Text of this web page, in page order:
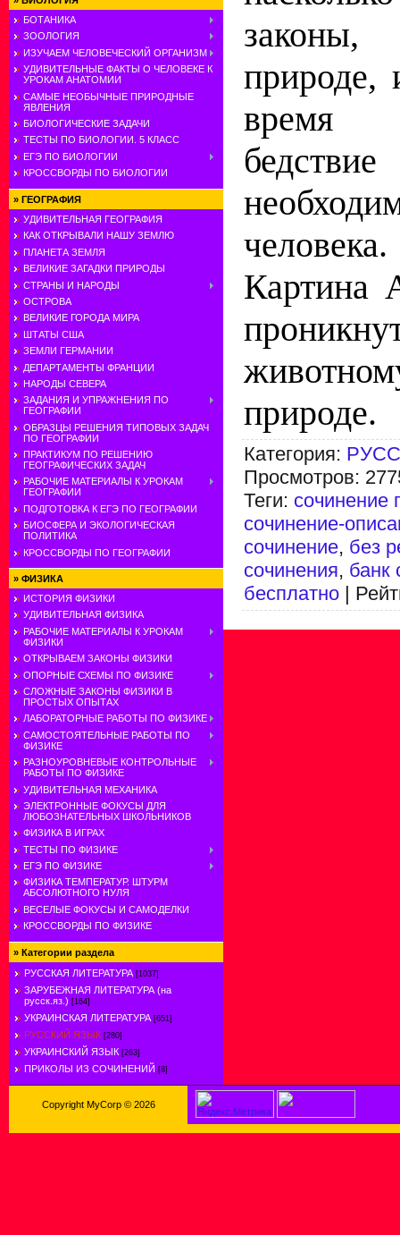
БОТАНИКА
ЗООЛОГИЯ
ИЗУЧАЕМ ЧЕЛОВЕЧЕСКИЙ ОРГАНИЗМ
УДИВИТЕЛЬНЫЕ ФАКТЫ О ЧЕЛОВЕКЕ К
УРОКАМ АНАТОМИИ
САМЫЕ НЕОБЫЧНЫЕ ПРИРОДНЫЕ
ЯВЛЕНИЯ
БИОЛОГИЧЕСКИЕ ЗАДАЧИ
ТЕСТЫ ПО БИОЛОГИИ. 5 КЛАСС
ЕГЭ ПО БИОЛОГИИ
КРОССВОРДЫ ПО БИОЛОГИИ
» ГЕОГРАФИЯ
УДИВИТЕЛЬНАЯ ГЕОГРАФИЯ
КАК ОТКРЫВАЛИ НАШУ ЗЕМЛЮ
ПЛАНЕТА ЗЕМЛЯ
ВЕЛИКИЕ ЗАГАДКИ ПРИРОДЫ
СТРАНЫ И НАРОДЫ
ОСТРОВА
ВЕЛИКИЕ ГОРОДА МИРА
ШТАТЫ США
ЗЕМЛИ ГЕРМАНИИ
ДЕПАРТАМЕНТЫ ФРАНЦИИ
НАРОДЫ СЕВЕРА
ЗАДАНИЯ И УПРАЖНЕНИЯ ПО
ГЕОГРАФИИ
ОБРАЗЦЫ РЕШЕНИЯ ТИПОВЫХ ЗАДАЧ
ПО ГЕОГРАФИИ
ПРАКТИКУМ ПО РЕШЕНИЮ
ГЕОГРАФИЧЕСКИХ ЗАДАЧ
РАБОЧИЕ МАТЕРИАЛЫ К УРОКАМ
ГЕОГРАФИИ
ПОДГОТОВКА К ЕГЭ ПО ГЕОГРАФИИ
БИОСФЕРА И ЭКОЛОГИЧЕСКАЯ
ПОЛИТИКА
КРОССВОРДЫ ПО ГЕОГРАФИИ
» ФИЗИКА
ИСТОРИЯ ФИЗИКИ
УДИВИТЕЛЬНАЯ ФИЗИКА
РАБОЧИЕ МАТЕРИАЛЫ К УРОКАМ
ФИЗИКИ
ОТКРЫВАЕМ ЗАКОНЫ ФИЗИКИ
ОПОРНЫЕ СХЕМЫ ПО ФИЗИКЕ
СЛОЖНЫЕ ЗАКОНЫ ФИЗИКИ В
ПРОСТЫХ ОПЫТАХ
ЛАБОРАТОРНЫЕ РАБОТЫ ПО ФИЗИКЕ
САМОСТОЯТЕЛЬНЫЕ РАБОТЫ ПО
ФИЗИКЕ
РАЗНОУРОВНЕВЫЕ КОНТРОЛЬНЫЕ
РАБОТЫ ПО ФИЗИКЕ
УДИВИТЕЛЬНАЯ МЕХАНИКА
ЭЛЕКТРОННЫЕ ФОКУСЫ ДЛЯ
ЛЮБОЗНАТЕЛЬНЫХ ШКОЛЬНИКОВ
ФИЗИКА В ИГРАХ
ТЕСТЫ ПО ФИЗИКЕ
ЕГЭ ПО ФИЗИКЕ
ФИЗИКА ТЕМПЕРАТУР. ШТУРМ
АБСОЛЮТНОГО НУЛЯ
ВЕСЕЛЫЕ ФОКУСЫ И САМОДЕЛКИ
КРОССВОРДЫ ПО ФИЗИКЕ
» Категории раздела
РУССКАЯ ЛИТЕРАТУРА [1037]
ЗАРУБЕЖНАЯ ЛИТЕРАТУРА (на
русск.яз.) [164]
УКРАИНСКАЯ ЛИТЕРАТУРА [651]
РУССКИЙ ЯЗЫК [280]
УКРАИНСКИЙ ЯЗЫК [263]
ПРИКОЛЫ ИЗ СОЧИНЕНИЙ [8]
природе,
время
человека.
Картина
природе.
Категория:
Просмотров:
Теги: сочинение
сочинение-
сочинение, без
сочинения, банк
бесплатно |
Copyright MyCorp © 2026